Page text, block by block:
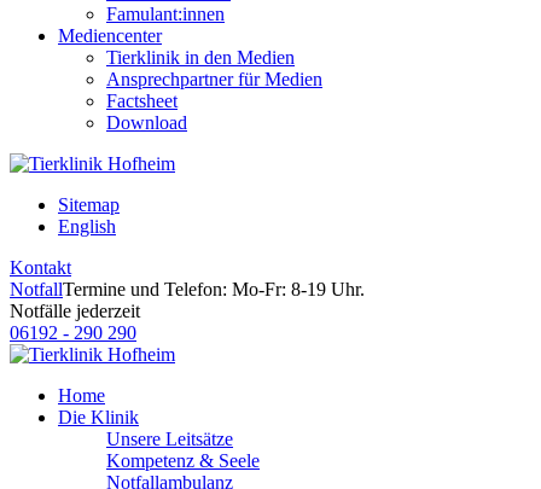
Famulant:innen
Mediencenter
Tierklinik in den Medien
Ansprechpartner für Medien
Factsheet
Download
Sitemap
English
Kontakt
NotfallTermine und Telefon: Mo-Fr: 8-19 Uhr.
Notfälle jederzeit
06192 - 290 290
Home
Die Klinik
Unsere Leitsätze
Kompetenz & Seele
Notfallambulanz